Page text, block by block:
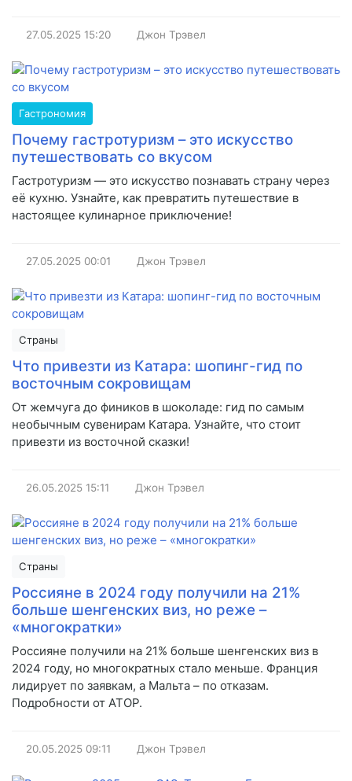
27.05.2025 15:20 Джон Трэвел
Гастрономия
Почему гастротуризм – это искусство
путешествовать со вкусом
Гастротуризм — это искусство познавать страну через
её кухню. Узнайте, как превратить путешествие в
настоящее кулинарное приключение!
27.05.2025 00:01 Джон Трэвел
Страны
Что привезти из Катара: шопинг-гид по
восточным сокровищам
От жемчуга до фиников в шоколаде: гид по самым
необычным сувенирам Катара. Узнайте, что стоит
привезти из восточной сказки!
26.05.2025 15:11 Джон Трэвел
Страны
Россияне в 2024 году получили на 21%
больше шенгенских виз, но реже –
«многократки»
Россияне получили на 21% больше шенгенских виз в
2024 году, но многократных стало меньше. Франция
лидирует по заявкам, а Мальта – по отказам.
Подробности от АТОР.
20.05.2025 09:11 Джон Трэвел